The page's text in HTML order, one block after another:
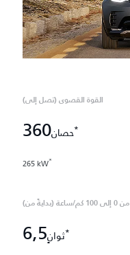
القوة القصوى (تصل إلى)
360حصان*
265 kW*
من 0 إلى 100 كم/ساعة (بدايةً من)
6,5ثوانٍ*